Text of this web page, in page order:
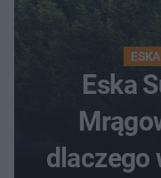
Eska
dlaczego